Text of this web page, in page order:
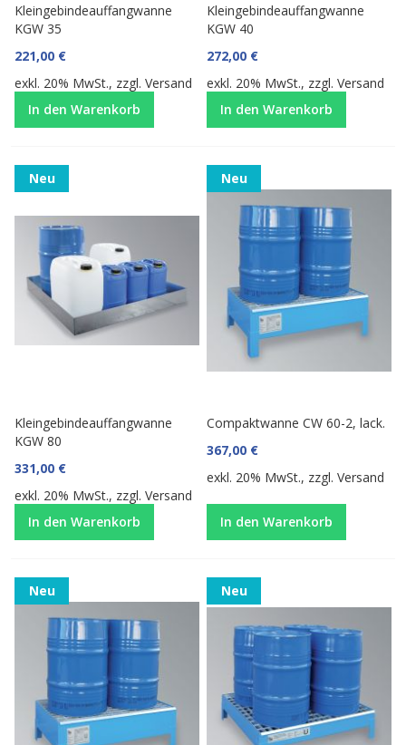
Kleingebindeauffangwanne
KGW 35
221,00 €
exkl. 20% MwSt., zzgl.Versand
In den Warenkorb
Kleingebindeauffangwanne
KGW 40
272,00 €
exkl. 20% MwSt., zzgl.Versand
In den Warenkorb
Neu
Kleingebindeauffangwanne
KGW 80
331,00 €
exkl. 20% MwSt., zzgl.Versand
In den Warenkorb
Neu
Compaktwanne CW 60-2, lack.
367,00 €
exkl. 20% MwSt., zzgl.Versand
In den Warenkorb
Neu Neu